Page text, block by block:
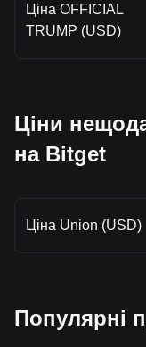
Ціна OFFICIAL
TRUMP (USD)
Ціни
на Bitget
Ціна Union (USD)
Популярні